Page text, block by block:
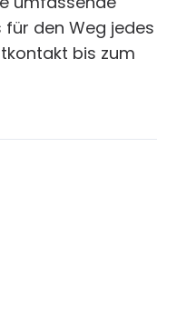
den Weg jedes
bis zum